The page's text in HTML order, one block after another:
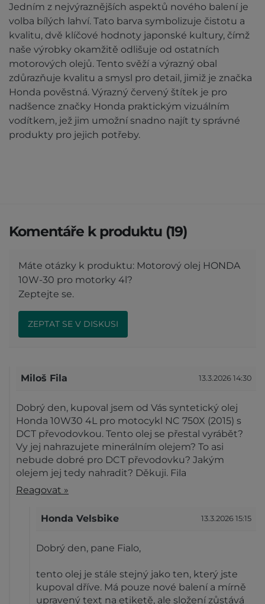
Jedním z nejvýraznějších aspektů nového balení je
volba bílých lahví. Tato barva symbolizuje čistotu a
kvalitu, dvě klíčové hodnoty japonské kultury, čímž
naše výrobky okamžitě odlišuje od ostatních
motorových olejů. Tento svěží a výrazný obal
zdůrazňuje kvalitu a smysl pro detail, jimiž je značka
Honda pověstná. Výrazný červený štítek je pro
nadšence značky Honda praktickým vizuálním
vodítkem, jež jim umožní snadno najít ty správné
produkty pro jejich potřeby.
Komentáře k produktu (19)
Máte otázky k produktu: Motorový olej HONDA
10W-30 pro motorky 4l?
Zeptejte se.
ZEPTAT SE V DISKUSI
Miloš Fila 13.3.2026 14:30
Dobrý den, kupoval jsem od Vás syntetický olej
Honda 10W30 4L pro motocykl NC 750X (2015) s
DCT převodovkou. Tento olej se přestal vyrábět?
Vy jej nahrazujete minerálním olejem? To asi
nebude dobré pro DCT převodovku? Jakým
olejem jej tedy nahradit? Děkuji. Fila
Reagovat »
Honda Velsbike 13.3.2026 15:15
Dobrý den, pane Fialo,
tento olej je stále stejný jako ten, který jste
kupoval dříve. Má pouze nové balení a mírně
upravený text na etiketě, ale složení zůstává